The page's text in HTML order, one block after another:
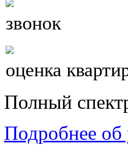
звонок
оценка
Полный
Подробнее об